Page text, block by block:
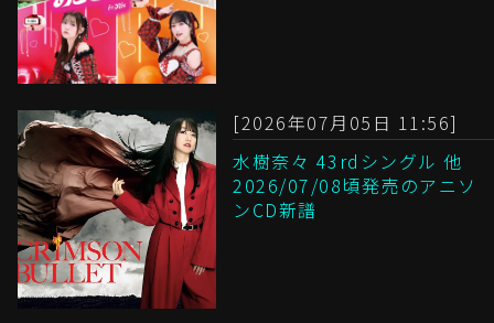
[2026年07月05日 11:56]
水樹奈々 43rdシングル 他
2026/07/08頃発売のアニソ
ンCD新譜